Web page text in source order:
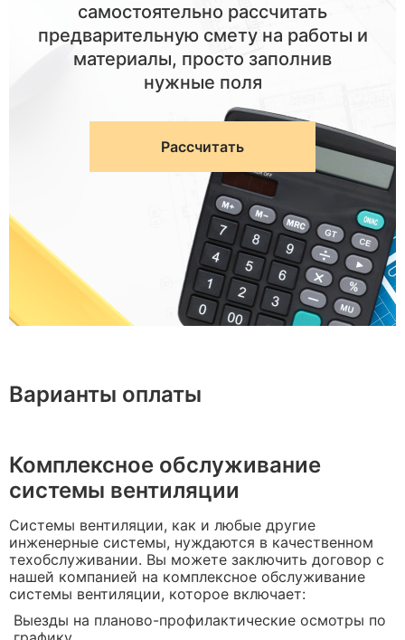
самостоятельно рассчитать
предварительную смету на работы и
материалы, просто заполнив
нужные поля
Рассчитать
Варианты оплаты
Комплексное обслуживание
системы вентиляции
Системы вентиляции, как и любые другие
инженерные системы, нуждаются в качественном
техобслуживании. Вы можете заключить договор с
нашей компанией на комплексное обслуживание
системы вентиляции, которое включает:
Выезды на планово-профилактические осмотры по